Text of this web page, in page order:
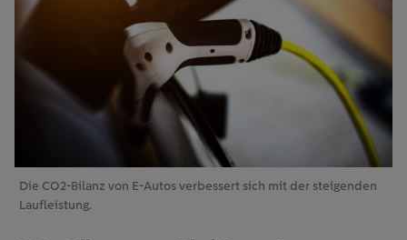
Die CO2-Bilanz von E-Autosverbessert sich mit der steigenden
Laufleistung.